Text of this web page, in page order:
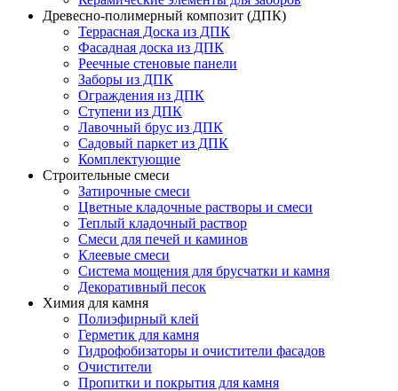
Древесно-полимерный композит (ДПК)
Террасная Доска из ДПК
Фасадная доска из ДПК
Реечные стеновые панели
Заборы из ДПК
Ограждения из ДПК
Ступени из ДПК
Лавочный брус из ДПК
Садовый паркет из ДПК
Комплектующие
Строительные смеси
Затирочные смеси
Цветные кладочные растворы и смеси
Теплый кладочный раствор
Смеси для печей и каминов
Клеевые смеси
Система мощения для брусчатки и камня
Декоративный песок
Химия для камня
Полиэфирный клей
Герметик для камня
Гидрофобизаторы и очистители фасадов
Очистители
Пропитки и покрытия для камня